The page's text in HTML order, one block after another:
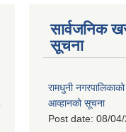
सार्वजनिक
सूचना
रामधुनी
आव्हानको सूचना
Post date: 08/